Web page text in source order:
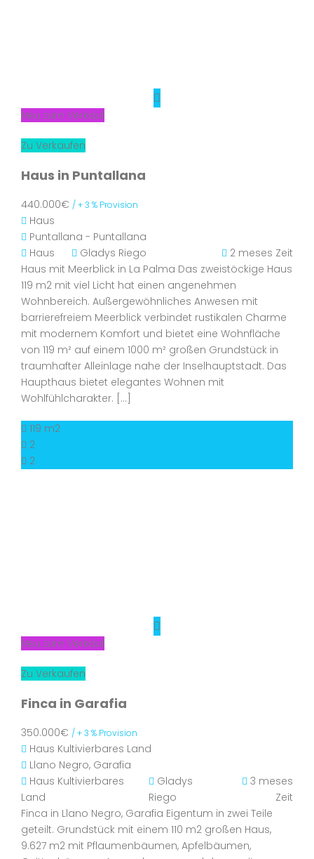
Neu zum Verkauf
Zu Verkaufen
Haus in Puntallana
440.000€ / + 3 % Provision
Haus
Puntallana - Puntallana
Haus
Gladys Riego
2 meses Zeit
Haus mit Meerblick in La Palma Das zweistöckige Haus
119 m2 mit viel Licht hat einen angenehmen
Wohnbereich. Außergewöhnliches Anwesen mit
barrierefreiem Meerblick verbindet rustikalen Charme
mit modernem Komfort und bietet eine Wohnfläche
von 119 m² auf einem 1000 m² großen Grundstück in
traumhafter Alleinlage nahe der Inselhauptstadt. Das
Haupthaus bietet elegantes Wohnen mit
Wohlfühlcharakter. […]
119 m2
2
2
Neu zum Verkauf
Zu Verkaufen
Finca in Garafia
350.000€ / + 3 % Provision
Haus Kultivierbares Land
Llano Negro, Garafia
Haus Kultivierbares
Land
Gladys
Riego
3 meses
Zeit
Finca in Llano Negro, Garafia Eigentum in zwei Teile
geteilt. Grundstück mit einem 110 m2 großen Haus,
9.627 m2 mit Pflaumenbäumen, Apfelbäumen,